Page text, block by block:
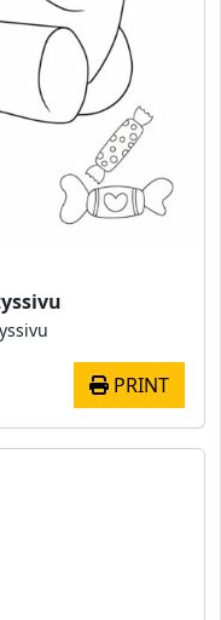
PRINT